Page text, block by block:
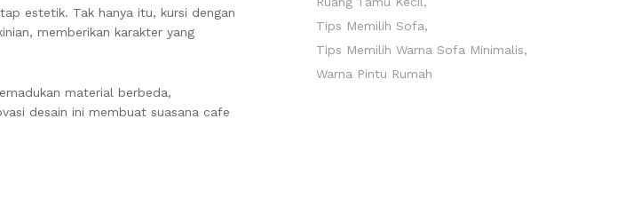
estetik. Tak hanya itu, kursi dengan
memberikan karakter yang
material berbeda,
desain ini membuat suasana cafe
Tips Memilih Sofa
Tips Memilih Warna Sofa Minimalis
Warna Pintu Rumah